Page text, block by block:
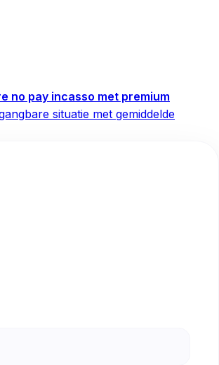
no pay incasso met premium
situatie met gemiddelde